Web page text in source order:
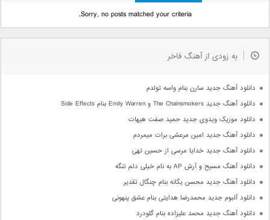
Sorry, no posts matched your criteria.
به زودی از آهنگ فاخر
دانلود آهنگ جدید سارن بنام واسه تولدم
دانلود آهنگ جدید The Chainsmokers و Emily Warren بنام Side Effects
دانلود موزیک ویدوی جدید حمید صفت هیهات
دانلود آهنگ جدید امین مرعشی برات میمردم
دانلود آهنگ جدید خدایا مرسی از حسین تهی
دانلود آهنگ مسیح و آرش AP به نام خیلی دلم تنگه
دانلود آهنگ جدید محسن یگانه بنام چنگال تقدیر
دانلود آلبوم جدید محمدرضا هدایتی بنام عشق پنهونی
دانلود آهنگ جدید محمد علیزاده بنام گلودرد